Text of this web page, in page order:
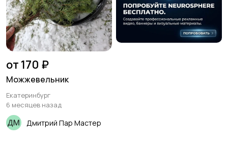
Шкафы и комоды
от 170 ₽
Можжевельник
Екатеринбург
6 месяцев назад
Дмитрий Пар Мастер